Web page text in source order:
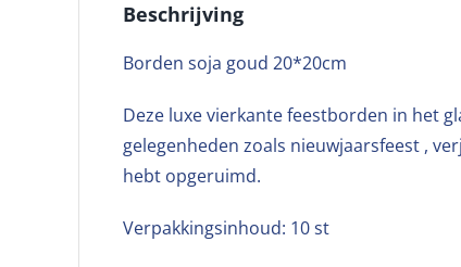
Beschrijving
Borden soja goud 20*20cm
Deze luxe vierkante feestborden in het
gelegenheden zoals nieuwjaarsfeest ,
hebt opgeruimd.
Verpakkingsinhoud: 10 st